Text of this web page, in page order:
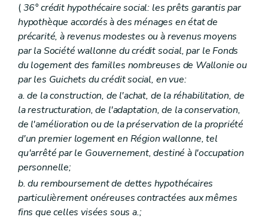
(36° crédit hypothécaire social: les prêts garantis par
hypothèque accordés à des ménages en état de
précarité, à revenus modestes ou à revenus moyens
par la Société wallonne du crédit social, par le Fonds
du logement des familles nombreuses de Wallonie ou
par les Guichets du crédit social, en vue:
a. de la construction, de l'achat, de la réhabilitation, de
la restructuration, de l'adaptation, de la conservation,
de l'amélioration ou de la préservation de la propriété
d'un premier logement en Région wallonne, tel
qu'arrêté par le Gouvernement, destiné à l'occupation
personnelle;
b. du remboursement de dettes hypothécaires
particulièrement onéreuses contractées aux mêmes
fins que celles visées sous a.;